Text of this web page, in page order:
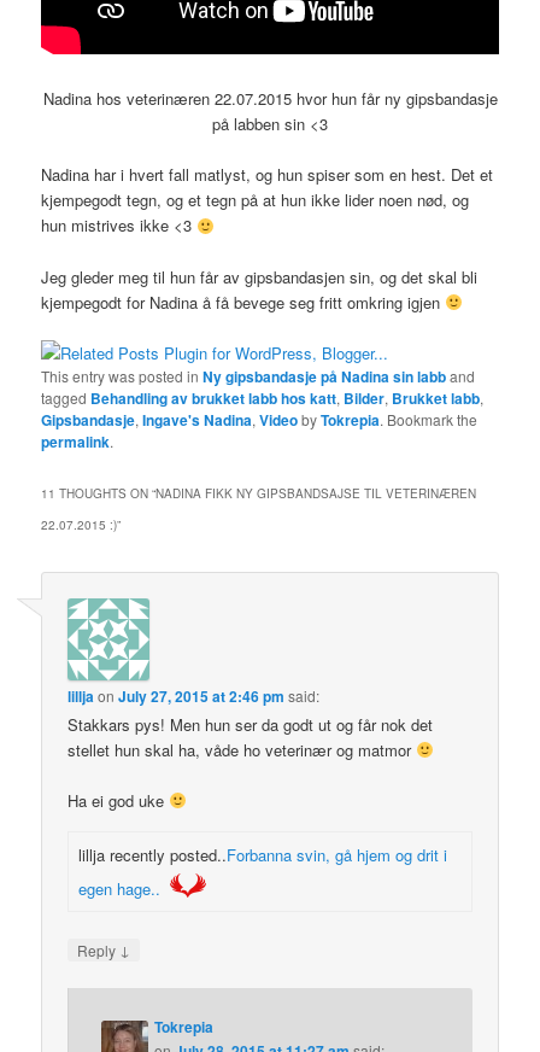
Nadina hos veterinæren 22.07.2015 hvor hun får ny gipsbandasje
på labben sin <3
Nadina har i hvert fall matlyst, og hun spiser som en hest. Det et
kjempegodt tegn, og et tegn på at hun ikke lider noen nød, og
hun mistrives ikke <3
Jeg gleder meg til hun får av gipsbandasjen sin, og det skal bli
kjempegodt for Nadina å få bevege seg fritt omkring igjen
This entry was posted inNy gipsbandasje på Nadina sin labband
tagged Behandling av brukket labb hos katt, Bilder, Brukket labb,
Gipsbandasje,Ingave's Nadina,VideobyTokrepia. Bookmark the
permalink.
11 THOUGHTS ON “NADINA FIKK NY GIPSBANDSAJSE TIL VETERINÆREN
22.07.2015 :)”
lilljaonJuly 27, 2015 at 2:46 pm said:
Stakkars pys! Men hun ser da godt ut og får nok det
stellet hun skal ha, våde ho veterinær og matmor
Ha ei god uke
lillja recently posted..Forbanna svin, gå hjem og drit i
egen hage..
Reply ↓
Tokrepia